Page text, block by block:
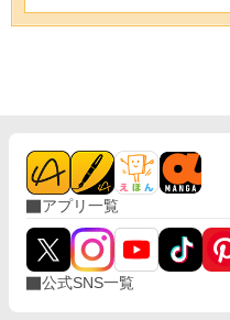
アプリ一覧
公式SNS一覧